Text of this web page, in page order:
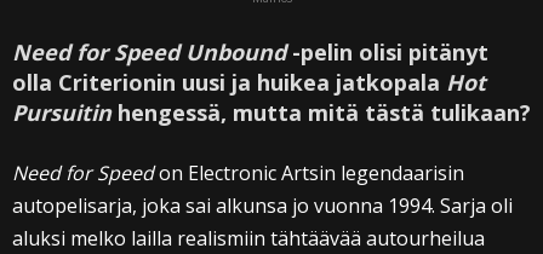
Need for Speed Unbound-pelin olisi pitänyt
olla Criterionin uusi ja huikea jatkopala Hot
Pursuitinhengessä, mutta mitä tästä tulikaan?
Need for Speedon Electronic Artsin legendaarisin
autopelisarja, joka sai alkunsa jo vuonna 1994. Sarja oli
aluksi melko lailla realismiin tähtäävää autourheilua